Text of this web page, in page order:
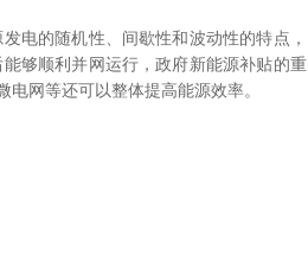
电的随机性、间歇性和波动性的特点，
够顺利并网运行，政府新能源补贴的重
网等还可以整体提高能源效率。